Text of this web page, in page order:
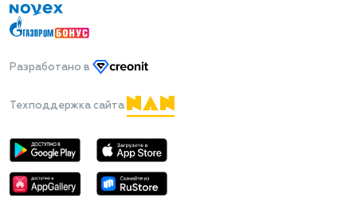
Разработано в
Техподдержка сайта